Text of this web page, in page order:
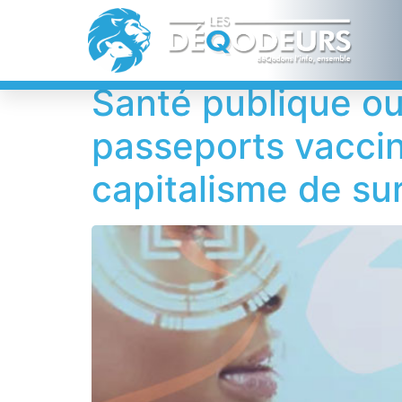
Étiquette :
Santé publique
passeports
capitalisme de